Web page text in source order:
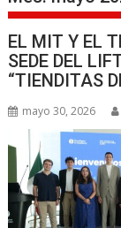
EL MIT Y EL
SEDE DEL
“TIENDITAS
mayo 30, 2026